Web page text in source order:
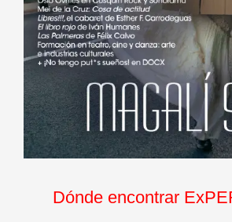
Dónde encontrar